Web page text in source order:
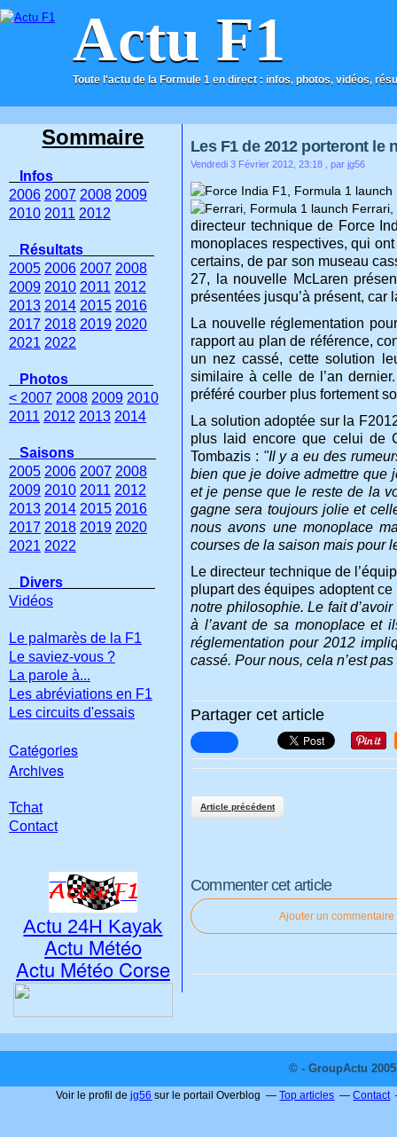
Actu F1
Toute l'actu de la Formule 1 en direct : infos, photos, vidéos,
ACCUEIL CONTACT
Les F1 de 2012 porteront le
Vendredi 3 Février 2012, 23:18 , par jg56
directeur technique de Force
monoplaces respectives, qui
certains, de par son museau
27, la nouvelle McLaren
présentées jusqu’à présent,
La nouvelle réglementation
rapport au plan de référence,
un nez cassé, cette solution
similaire à celle de l’an
préféré courber plus fortement
La solution adoptée sur la
plus laid encore que celui de
Tombazis : "Il y a eu des
bien que je doive admettre que
et je pense que le reste de la
gagne sera toujours jolie et
nous avons une monoplace
courses de la saison mais pour
Le directeur technique de
plupart des équipes adoptent
notre philosophie. Le fait
à l’avant de sa monoplace et
réglementation pour 2012
cassé. Pour nous, cela n’est
Partager cet article
Article précédent
Commenter cet article
Ajouter un commentaire
Sommaire
Infos
2006 2007 2008 2009
2010 2011 2012
Résultats
2005 2006 2007 2008
2009 2010 2011 2012
2013 2014 2015 2016
2017 2018 2019 2020
2021 2022
Photos
< 2007 2008 2009 2010
2011 2012 2013 2014
Saisons
2005 2006 2007 2008
2009 2010 2011 2012
2013 2014 2015 2016
2017 2018 2019 2020
2021 2022
Divers
Vidéos
Le palmarès de la F1
Le saviez-vous ?
La parole à...
Les abréviations en F1
Les circuits d'essais
Catégories
Archives
Tchat
Contact
Actu 24H Kayak
Actu Météo
Actu Météo Corse
© - GroupActu
Voir le profil dejg56 sur le portail Overblog Top articles Contact